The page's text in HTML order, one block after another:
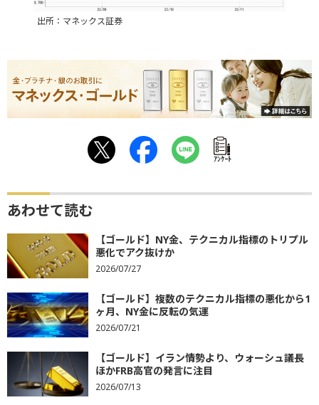
出所：マネックス証券
ｱﾝｹｰﾄ
あわせて読む
【ゴールド】NY金、テクニカル指標のトリプル
悪化でアク抜けか
2026/07/27
【ゴールド】複数のテクニカル指標の悪化から1
ヶ月、NY金に反転の気運
2026/07/21
【ゴールド】イラン情勢より、ウォーシュ議長
ほかFRB高官の発言に注目
2026/07/13